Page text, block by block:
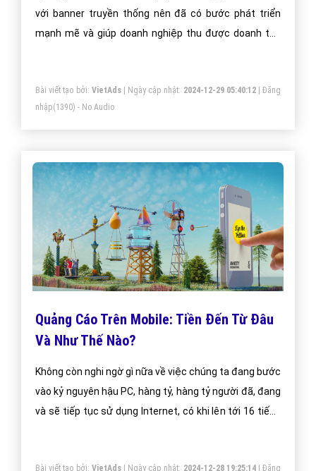
với banner truyền thống nên đã có bước phát triển
mạnh mẽ và giúp doanh nghiệp thu được doanh thu
Bài viết tạo bởi: VietAds| Ngày cập nhật: 2024-12-29 05:40:12|Đăng
nhập(1390) - No Audio
Quảng Cáo Trên Mobile: Tiền Đến Từ Đâu
Và Như Thế Nào?
Không còn nghi ngờ gì nữa về việc chúng ta đang bước
vào kỷ nguyên hậu PC, hàng tỷ, hàng tỷ người đã, đang
và sẽ tiếp tục sử dụng Internet, có khi lên tới 16 tiếng
Bài viết tạo bởi: VietAds| Ngày cập nhật: 2024-12-28 19:25:14|Đăng